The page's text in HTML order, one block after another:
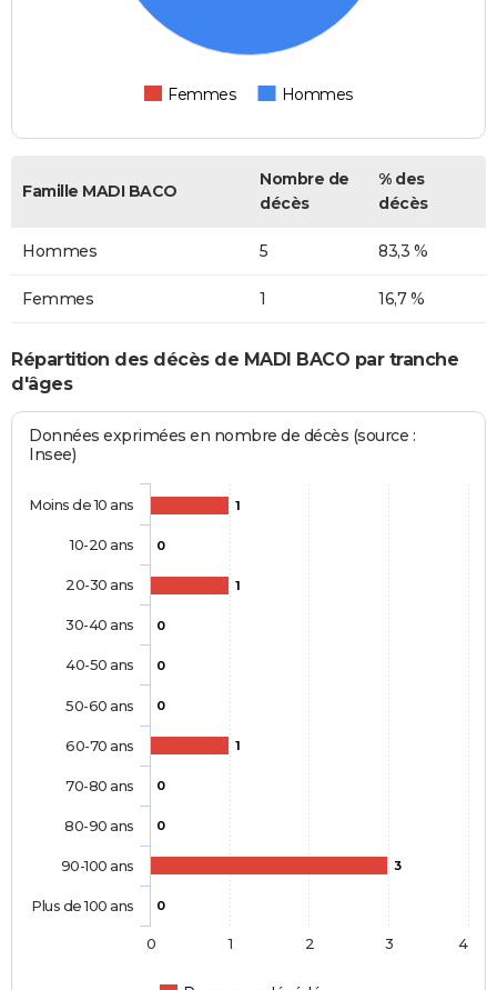
Femmes Hommes
Famille MADI BACO
Nombre de
décès
% des
décès
Hommes 5 83,3 %
Femmes 1 16,7 %
Répartition des décès de MADI BACO par tranche
d'âges
Données exprimées en nombre de décès (source :
Insee)
1
0
1
0
0
0
1
0
0
3
0
Moins de 10 ans
10-20 ans
20-30 ans
30-40 ans
40-50 ans
50-60 ans
60-70 ans
70-80 ans
80-90 ans
90-100 ans
Plus de 100 ans
0 1 2 3 4